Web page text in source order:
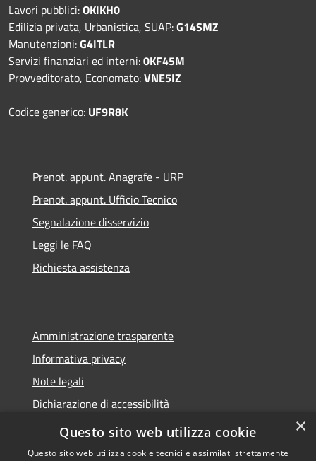
Lavori pubblici:OKIKH0
Edilizia privata, Urbanistica, SUAP:G14SMZ
Manutenzioni:G4ITLR
Servizi finanziari ed interni:0KF45M
Provveditorato, Economato:VNE5IZ
Codice generico: UF9R8K
Prenot. appunt. Anagrafe - URP
Prenot. appunt. Ufficio Tecnico
Segnalazione disservizio
Leggi le FAQ
Richiesta assistenza
Amministrazione trasparente
Informativa privacy
Note legali
Dichiarazione di accessibilità
Whistleblowing
×
Questo sito web utilizza cookie
Questo sito web utilizza cookie tecnici e assimilati strettamente